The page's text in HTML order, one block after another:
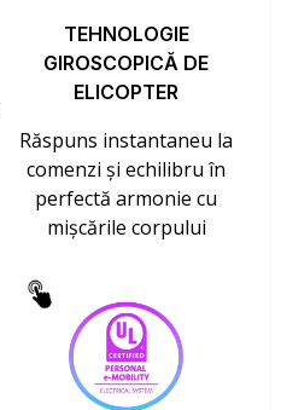
TEHNOLOGIE
GIROSCOPICĂ DE
ELICOPTER
Răspuns instantaneu la
comenzi și echilibru în
perfectă armonie cu
mișcările corpului